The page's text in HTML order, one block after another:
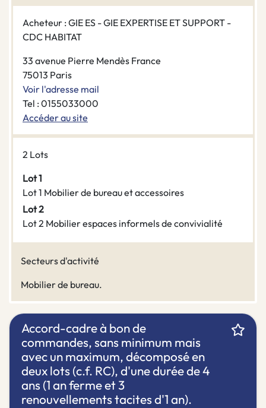
Acheteur : GIE ES - GIE EXPERTISE ET SUPPORT -
CDC HABITAT
33 avenue Pierre Mendès France
75013 Paris
Voir l'adresse mail
Tel : 0155033000
Accéder au site
2 Lots
Lot 1
Lot 1 Mobilier de bureau et accessoires
Lot 2
Lot 2 Mobilier espaces informels de convivialité
Secteurs d'activité
Mobilier de bureau.
Accord-cadre à bon de
commandes, sans minimum mais
avec un maximum, décomposé en
deux lots (c.f. RC), d'une durée de 4
ans (1 an ferme et 3
renouvellements tacites d'1 an).